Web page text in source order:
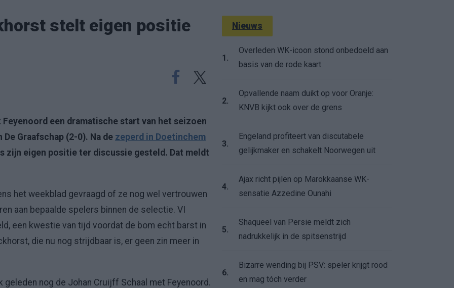
stelt eigen positie
een dramatische start van het seizoen
Graafschap (2-0). Na de zeperd in Doetinchem
zijn eigen positie ter discussie gesteld. Dat meldt
het weekblad gevraagd of ze nog wel vertrouwen
aan bepaalde spelers binnen de selectie. VI
een kwestie van tijd voordat de bom echt barst in
die nu nog strijdbaar is, er geen zin meer in
nog de Johan Cruijff Schaal met Feyenoord.
Nieuws
1.
Overleden WK-icoon stond onbedoeld aan
basis van de rode kaart
2.
Opvallende naam duikt op voor Oranje:
KNVB kijkt ook over de grens
3.
Engeland profiteert van discutabele
gelijkmaker en schakelt Noorwegen uit
4.
Ajax richt pijlen op Marokkaanse WK-
sensatie Azzedine Ounahi
5.
Shaqueel van Persie meldt zich
nadrukkelijk in de spitsenstrijd
6.
Bizarre wending bij PSV: speler krijgt rood
en mag tóch verder